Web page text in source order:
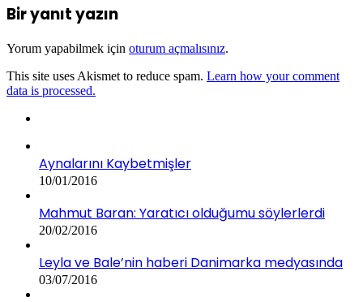
Bir yanıt yazın
Yorum yapabilmek için oturum açmalısınız.
This site uses Akismet to reduce spam. Learn how your comment
data is processed.
Aynalarını Kaybetmişler
10/01/2016
Mahmut Baran: Yaratıcı olduğumu söylerlerdi
20/02/2016
Leyla ve Bale’nin haberi Danimarka medyasında
03/07/2016